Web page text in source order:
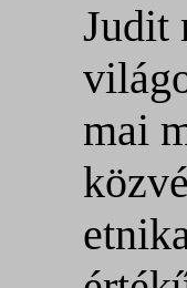
Judit
mai